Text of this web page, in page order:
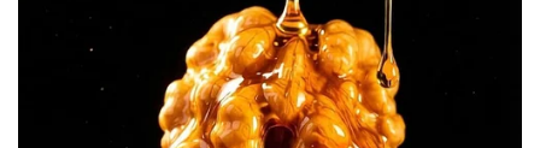
— Как ты можешь так со мной поступить? Я
же люблю тебя!
—Я решила бросить универ прямо перед